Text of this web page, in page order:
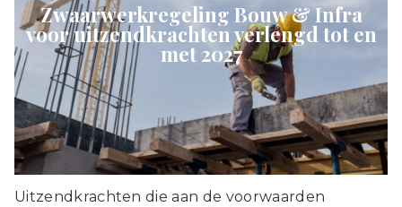
Zwaarwerkregeling Bouw & Infra
voor uitzendkrachten verlengd tot en
met 2027
Uitzendkrachten die aan de voorwaarden